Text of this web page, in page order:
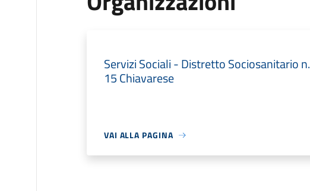
Servizi Sociali - Distretto Sociosanitario n.
15 Chiavarese
VAI ALLA PAGINA